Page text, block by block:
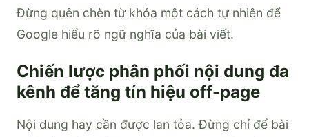
Đừng quên chèn từ khóa một cách tự nhiên để
Google hiểu rõ ngữ nghĩa của bài viết.
Chiến lược phân phối nội dung đa
kênh để tăng tín hiệu off-page
Nội dung hay cần được lan tỏa. Đừng chỉ để bài